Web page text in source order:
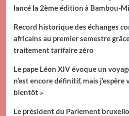
lancé la 2ème édition à Bambou-
Record historique des échanges
africains au premier semestre
traitement tarifaire zéro
Le pape Léon XIV évoque un
n’est encore définitif, mais
bientôt »
Le président du Parlement